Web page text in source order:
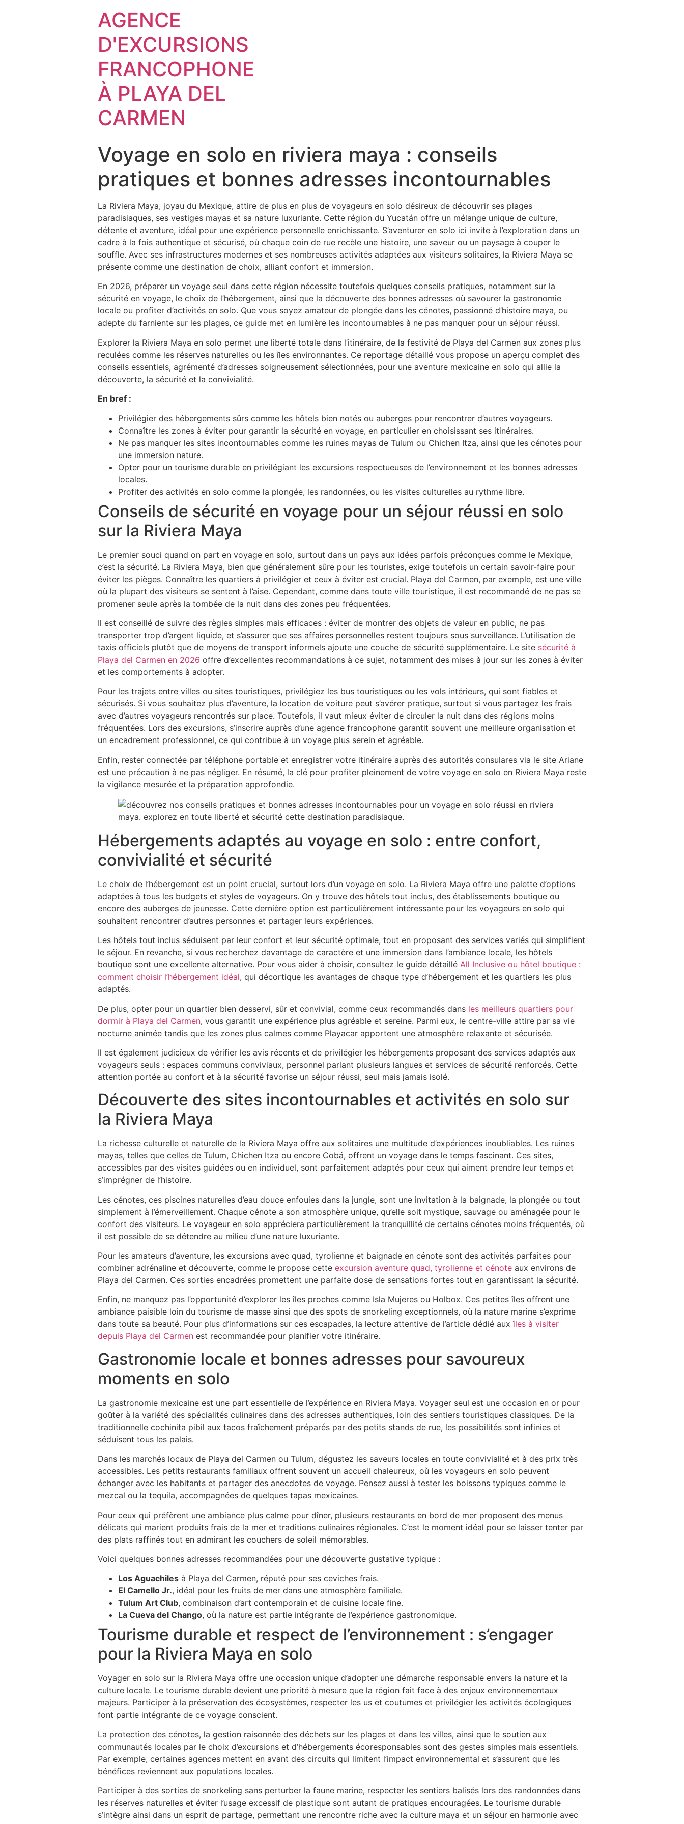
AGENCE
D'EXCURSIONS
FRANCOPHONE
À PLAYA DEL
CARMEN
Voyage en solo en riviera maya : conseils
pratiques et bonnes adresses incontournables
La Riviera Maya, joyau du Mexique, attire de plus en plus de voyageurs en solo désireux de découvrir ses plages
paradisiaques, ses vestiges mayas et sa nature luxuriante. Cette région du Yucatán offre un mélange unique de culture,
détente et aventure, idéal pour une expérience personnelle enrichissante. S’aventurer en solo ici invite à l’exploration dans un
cadre à la fois authentique et sécurisé, où chaque coin de rue recèle une histoire, une saveur ou un paysage à couper le
souffle. Avec ses infrastructures modernes et ses nombreuses activités adaptées aux visiteurs solitaires, la Riviera Maya se
présente comme une destination de choix, alliant confort et immersion.
En 2026, préparer un voyage seul dans cette région nécessite toutefois quelques conseils pratiques, notamment sur la
sécurité en voyage, le choix de l’hébergement, ainsi que la découverte des bonnes adresses où savourer la gastronomie
locale ou profiter d’activités en solo. Que vous soyez amateur de plongée dans les cénotes, passionné d’histoire maya, ou
adepte du farniente sur les plages, ce guide met en lumière les incontournables à ne pas manquer pour un séjour réussi.
Explorer la Riviera Maya en solo permet une liberté totale dans l’itinéraire, de la festivité de Playa del Carmen aux zones plus
reculées comme les réserves naturelles ou les îles environnantes. Ce reportage détaillé vous propose un aperçu complet des
conseils essentiels, agrémenté d’adresses soigneusement sélectionnées, pour une aventure mexicaine en solo qui allie la
découverte, la sécurité et la convivialité.
En bref :
Privilégier des hébergements sûrs comme les hôtels bien notés ou auberges pour rencontrer d’autres voyageurs.
Connaître les zones à éviter pour garantir la sécurité en voyage, en particulier en choisissant ses itinéraires.
Ne pas manquer les sites incontournables comme les ruines mayas de Tulum ou Chichen Itza, ainsi que les cénotes pour
une immersion nature.
Opter pour un tourisme durable en privilégiant les excursions respectueuses de l’environnement et les bonnes adresses
locales.
Profiter des activités en solo comme la plongée, les randonnées, ou les visites culturelles au rythme libre.
Conseils de sécurité en voyage pour un séjour réussi en solo
sur la Riviera Maya
Le premier souci quand on part en voyage en solo, surtout dans un pays aux idées parfois préconçues comme le Mexique,
c’est la sécurité. La Riviera Maya, bien que généralement sûre pour les touristes, exige toutefois un certain savoir-faire pour
éviter les pièges. Connaître les quartiers à privilégier et ceux à éviter est crucial. Playa del Carmen, par exemple, est une ville
où la plupart des visiteurs se sentent à l’aise. Cependant, comme dans toute ville touristique, il est recommandé de ne pas se
promener seule après la tombée de la nuit dans des zones peu fréquentées.
Il est conseillé de suivre des règles simples mais efficaces : éviter de montrer des objets de valeur en public, ne pas
transporter trop d’argent liquide, et s’assurer que ses affaires personnelles restent toujours sous surveillance. L’utilisation de
taxis officiels plutôt que de moyens de transport informels ajoute une couche de sécurité supplémentaire. Le site sécurité à
Playa del Carmen en 2026 offre d’excellentes recommandations à ce sujet, notamment des mises à jour sur les zones à éviter
et les comportements à adopter.
Pour les trajets entre villes ou sites touristiques, privilégiez les bus touristiques ou les vols intérieurs, qui sont fiables et
sécurisés. Si vous souhaitez plus d’aventure, la location de voiture peut s’avérer pratique, surtout si vous partagez les frais
avec d’autres voyageurs rencontrés sur place. Toutefois, il vaut mieux éviter de circuler la nuit dans des régions moins
fréquentées. Lors des excursions, s’inscrire auprès d’une agence francophone garantit souvent une meilleure organisation et
un encadrement professionnel, ce qui contribue à un voyage plus serein et agréable.
Enfin, rester connectée par téléphone portable et enregistrer votre itinéraire auprès des autorités consulares via le site Ariane
est une précaution à ne pas négliger. En résumé, la clé pour profiter pleinement de votre voyage en solo en Riviera Maya reste
la vigilance mesurée et la préparation approfondie.
Hébergements adaptés au voyage en solo : entre confort,
convivialité et sécurité
Le choix de l’hébergement est un point crucial, surtout lors d’un voyage en solo. La Riviera Maya offre une palette d’options
adaptées à tous les budgets et styles de voyageurs. On y trouve des hôtels tout inclus, des établissements boutique ou
encore des auberges de jeunesse. Cette dernière option est particulièrement intéressante pour les voyageurs en solo qui
souhaitent rencontrer d’autres personnes et partager leurs expériences.
Les hôtels tout inclus séduisent par leur confort et leur sécurité optimale, tout en proposant des services variés qui simplifient
le séjour. En revanche, si vous recherchez davantage de caractère et une immersion dans l’ambiance locale, les hôtels
boutique sont une excellente alternative. Pour vous aider à choisir, consultez le guide détaillé All Inclusive ou hôtel boutique :
comment choisir l’hébergement idéal, qui décortique les avantages de chaque type d’hébergement et les quartiers les plus
adaptés.
De plus, opter pour un quartier bien desservi, sûr et convivial, comme ceux recommandés dans les meilleurs quartiers pour
dormir à Playa del Carmen, vous garantit une expérience plus agréable et sereine. Parmi eux, le centre-ville attire par sa vie
nocturne animée tandis que les zones plus calmes comme Playacar apportent une atmosphère relaxante et sécurisée.
Il est également judicieux de vérifier les avis récents et de privilégier les hébergements proposant des services adaptés aux
voyageurs seuls : espaces communs conviviaux, personnel parlant plusieurs langues et services de sécurité renforcés. Cette
attention portée au confort et à la sécurité favorise un séjour réussi, seul mais jamais isolé.
Découverte des sites incontournables et activités en solo sur
la Riviera Maya
La richesse culturelle et naturelle de la Riviera Maya offre aux solitaires une multitude d’expériences inoubliables. Les ruines
mayas, telles que celles de Tulum, Chichen Itza ou encore Cobá, offrent un voyage dans le temps fascinant. Ces sites,
accessibles par des visites guidées ou en individuel, sont parfaitement adaptés pour ceux qui aiment prendre leur temps et
s’imprégner de l’histoire.
Les cénotes, ces piscines naturelles d’eau douce enfouies dans la jungle, sont une invitation à la baignade, la plongée ou tout
simplement à l’émerveillement. Chaque cénote a son atmosphère unique, qu’elle soit mystique, sauvage ou aménagée pour le
confort des visiteurs. Le voyageur en solo appréciera particulièrement la tranquillité de certains cénotes moins fréquentés, où
il est possible de se détendre au milieu d’une nature luxuriante.
Pour les amateurs d’aventure, les excursions avec quad, tyrolienne et baignade en cénote sont des activités parfaites pour
combiner adrénaline et découverte, comme le propose cette excursion aventure quad, tyrolienne et cénote aux environs de
Playa del Carmen. Ces sorties encadrées promettent une parfaite dose de sensations fortes tout en garantissant la sécurité.
Enfin, ne manquez pas l’opportunité d’explorer les îles proches comme Isla Mujeres ou Holbox. Ces petites îles offrent une
ambiance paisible loin du tourisme de masse ainsi que des spots de snorkeling exceptionnels, où la nature marine s’exprime
dans toute sa beauté. Pour plus d’informations sur ces escapades, la lecture attentive de l’article dédié auxîles à visiter
depuis Playa del Carmen est recommandée pour planifier votre itinéraire.
Gastronomie locale et bonnes adresses pour savoureux
moments en solo
La gastronomie mexicaine est une part essentielle de l’expérience en Riviera Maya. Voyager seul est une occasion en or pour
goûter à la variété des spécialités culinaires dans des adresses authentiques, loin des sentiers touristiques classiques. De la
traditionnelle cochinita pibil aux tacos fraîchement préparés par des petits stands de rue, les possibilités sont infinies et
séduisent tous les palais.
Dans les marchés locaux de Playa del Carmen ou Tulum, dégustez les saveurs locales en toute convivialité et à des prix très
accessibles. Les petits restaurants familiaux offrent souvent un accueil chaleureux, où les voyageurs en solo peuvent
échanger avec les habitants et partager des anecdotes de voyage. Pensez aussi à tester les boissons typiques comme le
mezcal ou la tequila, accompagnées de quelques tapas mexicaines.
Pour ceux qui préfèrent une ambiance plus calme pour dîner, plusieurs restaurants en bord de mer proposent des menus
délicats qui marient produits frais de la mer et traditions culinaires régionales. C’est le moment idéal pour se laisser tenter par
des plats raffinés tout en admirant les couchers de soleil mémorables.
Voici quelques bonnes adresses recommandées pour une découverte gustative typique :
Los Aguachiles à Playa del Carmen, réputé pour ses ceviches frais.
El Camello Jr., idéal pour les fruits de mer dans une atmosphère familiale.
Tulum Art Club, combinaison d’art contemporain et de cuisine locale fine.
La Cueva del Chango, où la nature est partie intégrante de l’expérience gastronomique.
Tourisme durable et respect de l’environnement : s’engager
pour la Riviera Maya en solo
Voyager en solo sur la Riviera Maya offre une occasion unique d’adopter une démarche responsable envers la nature et la
culture locale. Le tourisme durable devient une priorité à mesure que la région fait face à des enjeux environnementaux
majeurs. Participer à la préservation des écosystèmes, respecter les us et coutumes et privilégier les activités écologiques
font partie intégrante de ce voyage conscient.
La protection des cénotes, la gestion raisonnée des déchets sur les plages et dans les villes, ainsi que le soutien aux
communautés locales par le choix d’excursions et d’hébergements écoresponsables sont des gestes simples mais essentiels.
Par exemple, certaines agences mettent en avant des circuits qui limitent l’impact environnemental et s’assurent que les
bénéfices reviennent aux populations locales.
Participer à des sorties de snorkeling sans perturber la faune marine, respecter les sentiers balisés lors des randonnées dans
les réserves naturelles et éviter l’usage excessif de plastique sont autant de pratiques encouragées. Le tourisme durable
s’intègre ainsi dans un esprit de partage, permettant une rencontre riche avec la culture maya et un séjour en harmonie avec